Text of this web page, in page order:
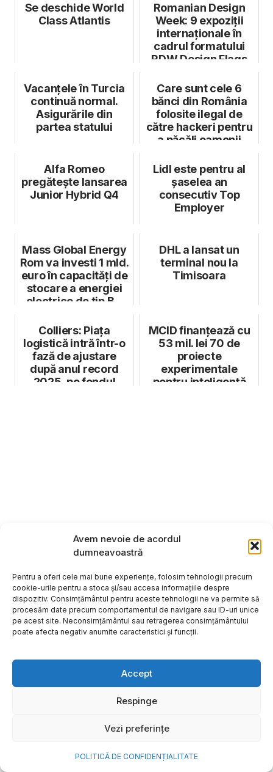
Avem nevoie de acordul
dumneavoastră
Pentru a oferi cele mai bune experiențe, folosim tehnologii precum
cookie-urile pentru a stoca și/sau accesa informațiile despre
dispozitiv. Consimțământul pentru aceste tehnologii ne va permite să
procesăm date precum comportamentul de navigare sau ID-uri unice
pe acest site. Neconsimțământul sau retragerea consimțământului
poate afecta negativ anumite caracteristici și funcții.
Accept
Respinge
Vezi preferințe
POLITICĂ DE CONFIDENȚIALITATE
Se deschide World
Class Atlantis
Romanian Design
Week: 9 expoziții
internaționale în
cadrul formatului
RDW Design Flags
Vacanțele în Turcia
continuă normal.
Asigurările din
partea statului
Care sunt cele 6
bănci din România
folosite ilegal de
către hackeri pentru
a păcăli oamenii
Alfa Romeo
pregătește lansarea
Junior Hybrid Q4
Lidl este pentru al
șaselea an
consecutiv Top
Employer
Mass Global Energy
Rom va investi 1 mld.
euro în capacități de
stocare a energiei
electrice de tip B...
DHL a lansat un
terminal nou la
Timisoara
Colliers: Piața
logistică intră într-o
fază de ajustare
după anul record
2025, pe fondul
MCID finanțează cu
53 mil. lei 70 de
proiecte
experimentale
pentru inteligență